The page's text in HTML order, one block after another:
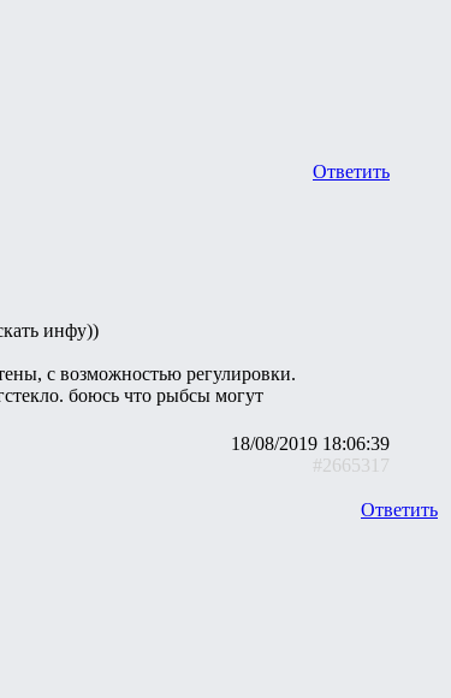
Ответить
инфу))
с возможностью регулировки.
боюсь что рыбсы могут
18/08/2019 18:06:39
#2665317
Ответить